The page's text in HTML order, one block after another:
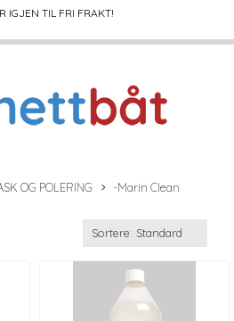
IGJEN TIL FRI FRAKT!
OG POLERING -Marin Clean